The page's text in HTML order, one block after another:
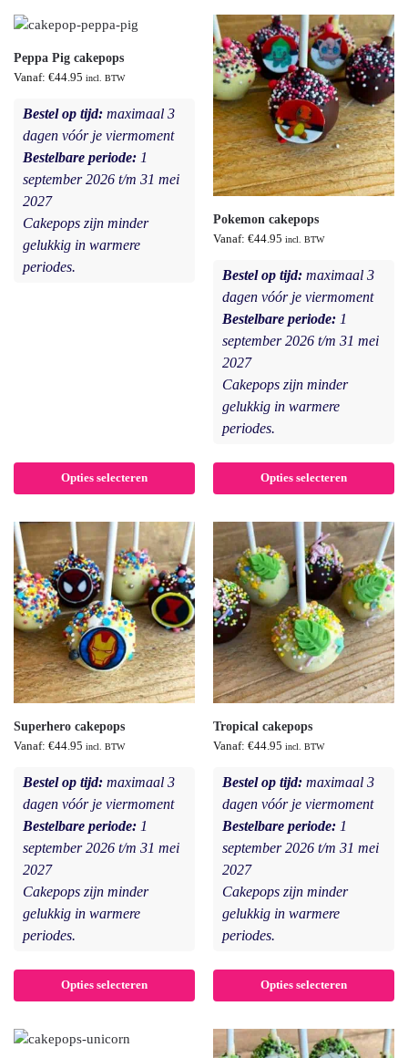
Peppa Pig cakepops
Vanaf: €44.95 incl. BTW
Bestel op tijd: maximaal 3
dagen vóór je viermoment
Bestelbare periode: 1
september 2026 t/m 31 mei
2027
Cakepops zijn minder
gelukkig in warmere
periodes.
Opties selecteren
Pokemon cakepops
Vanaf: €44.95 incl. BTW
Bestel op tijd: maximaal 3
dagen vóór je viermoment
Bestelbare periode: 1
september 2026 t/m 31 mei
2027
Cakepops zijn minder
gelukkig in warmere
periodes.
Opties selecteren
Superhero cakepops
Vanaf: €44.95 incl. BTW
Bestel op tijd: maximaal 3
dagen vóór je viermoment
Bestelbare periode: 1
september 2026 t/m 31 mei
2027
Cakepops zijn minder
gelukkig in warmere
periodes.
Opties selecteren
Tropical cakepops
Vanaf: €44.95 incl. BTW
Bestel op tijd: maximaal 3
dagen vóór je viermoment
Bestelbare periode: 1
september 2026 t/m 31 mei
2027
Cakepops zijn minder
gelukkig in warmere
periodes.
Opties selecteren